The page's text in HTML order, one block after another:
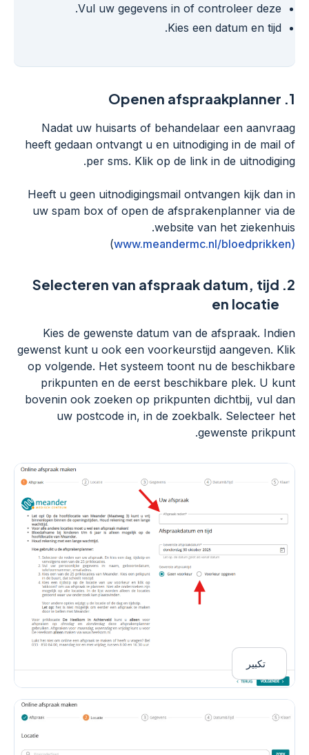
Vul uw gegevens in of controleer deze.
Kies een datum en tijd.
1.
Openen afspraakplanner
Nadat uw huisarts of behandelaar een aanvraag
heeft gedaan ontvangt u en uitnodiging in de mail of
per sms. Klik op de link in de uitnodiging.
Heeft u geen uitnodigingsmail ontvangen kijk dan in
uw spam box of open de afsprakenplanner via de
website van het ziekenhuis.
(www.meandermc.nl/bloedprikken
)
2.
Selecteren van afspraak datum, tijd
en locatie
Kies de gewenste datum van de afspraak. Indien
gewenst kunt u ook een voorkeurstijd aangeven. Klik
op volgende. Het systeem toont nu de beschikbare
prikpunten en de eerst beschikbare plek. U kunt
bovenin ook zoeken op prikpunten dichtbij, vul dan
uw postcode in, in de zoekbalk. Selecteer het
gewenste prikpunt.
تكبير